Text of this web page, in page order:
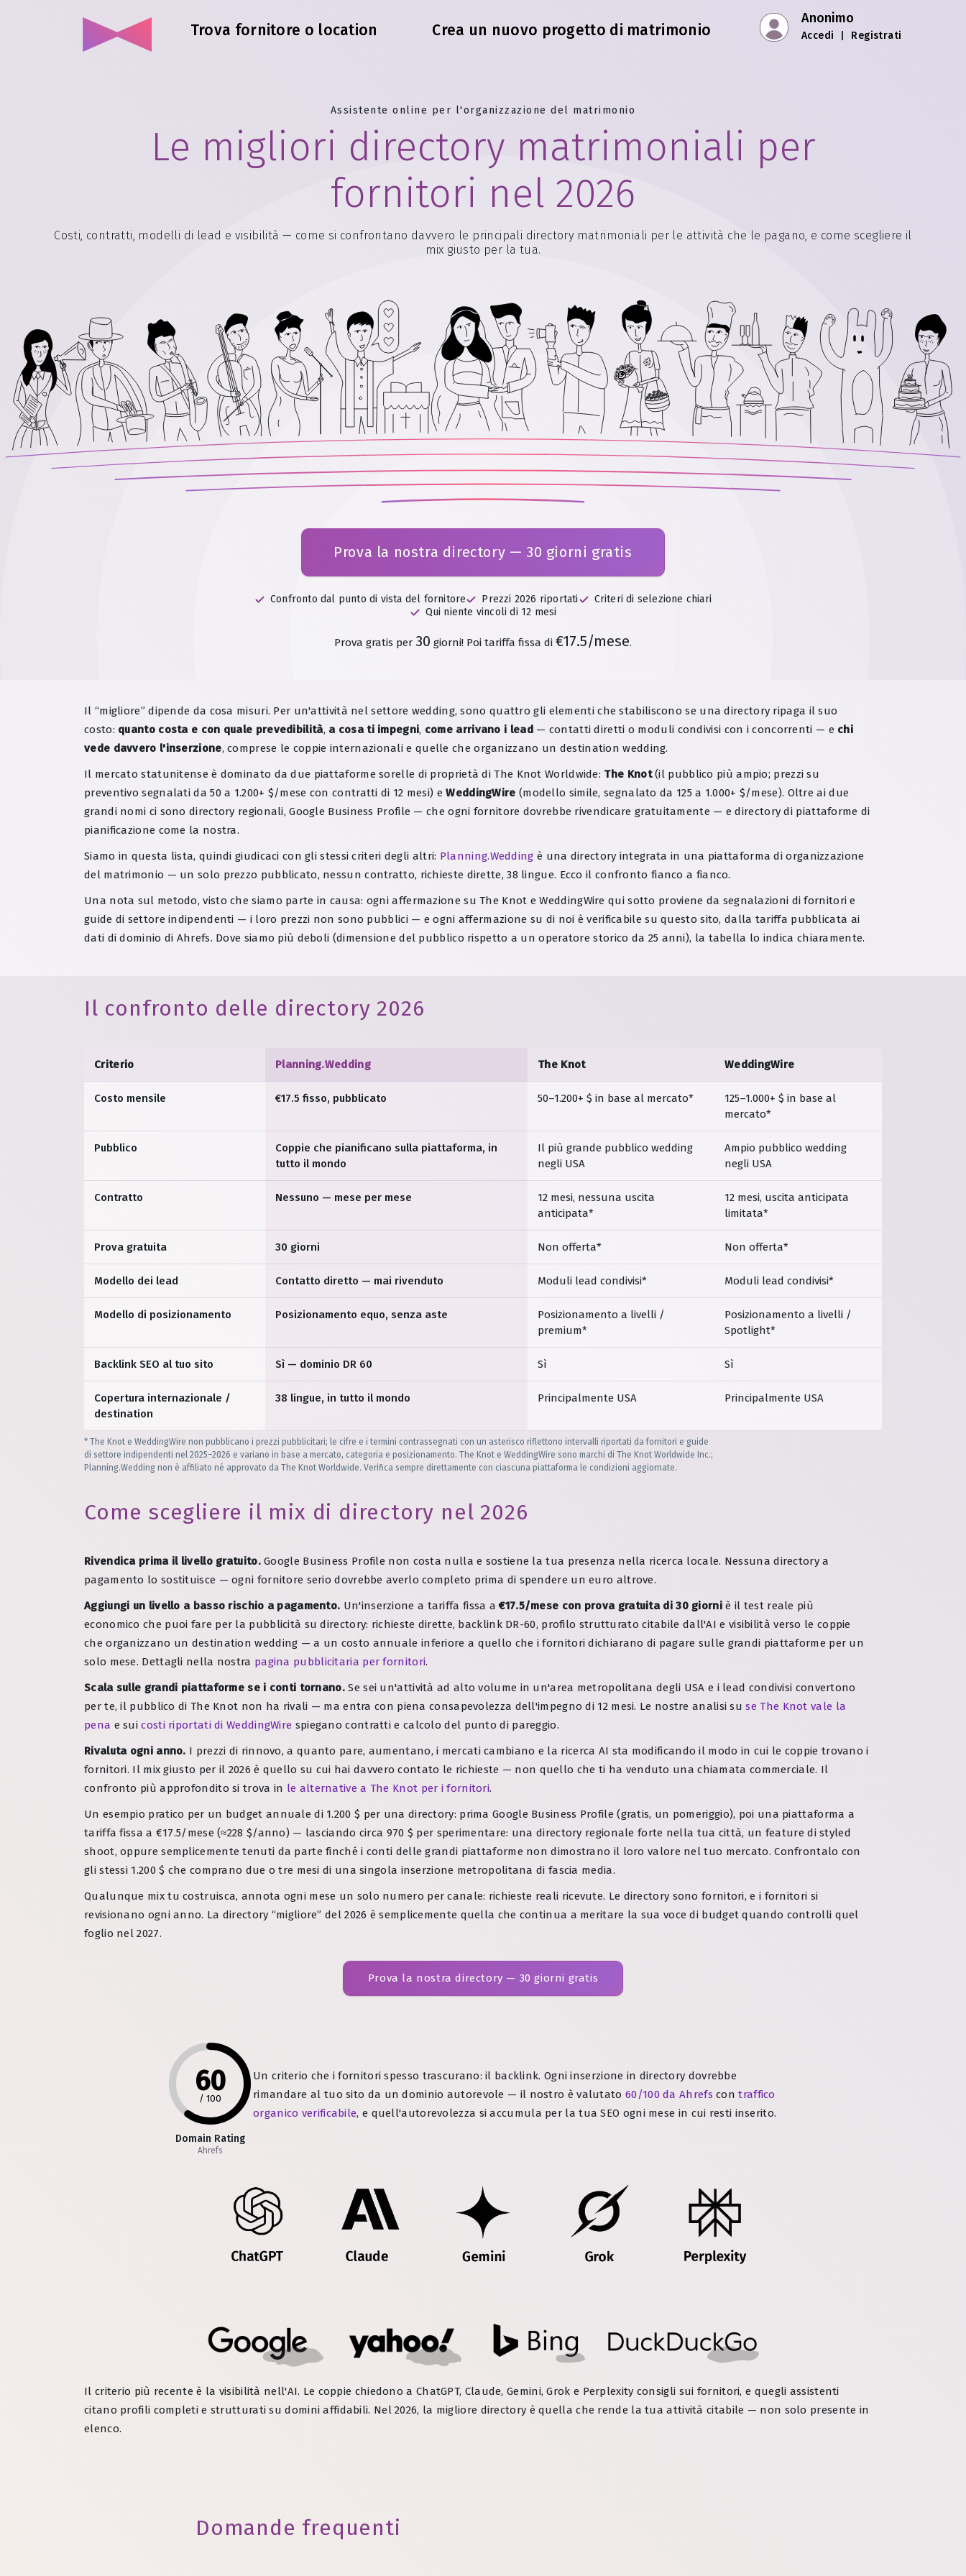
Trova fornitore o location Crea un nuovo progetto di matrimonio
Anonimo
Accedi Registrati
Assistente online per l'organizzazione del matrimonio
Le migliori directory matrimoniali per
fornitori nel 2026
Costi, contratti, modelli di lead e visibilità — come si confrontano davvero le principali directory matrimoniali per le attività che le pagano, e come scegliere il
mix giusto per la tua.
Prova la nostra directory — 30 giorni gratis
Confronto dal punto di vista del fornitore Prezzi 2026 riportati
Criteri di selezione chiari
Qui niente vincoli di 12 mesi
Prova gratis per 30 giorni! Poi tariffa fissa di €17.5/mese.
Il “migliore” dipende da cosa misuri. Per un'attività nel settore wedding, sono quattro gli elementi che stabiliscono se una directory ripaga il suo
costo: quanto costa e con quale prevedibilità, a cosa ti impegni, come arrivano i lead— contatti diretti o moduli condivisi con i concorrenti — e chi
vede davvero l'inserzione, comprese le coppie internazionali e quelle che organizzano un destination wedding.
Il mercato statunitense è dominato da due piattaforme sorelle di proprietà di The Knot Worldwide: The Knot(il pubblico più ampio; prezzi su
preventivo segnalati da 50 a 1.200+ $/mese con contratti di 12 mesi) eWeddingWire (modello simile, segnalato da 125 a 1.000+ $/mese). Oltre ai due
grandi nomi ci sono directory regionali, Google Business Profile — che ogni fornitore dovrebbe rivendicare gratuitamente — e directory di piattaforme di
pianificazione come la nostra.
Siamo in questa lista, quindi giudicaci con gli stessi criteri degli altri: Planning.Wedding è una directory integrata in una piattaforma di organizzazione
del matrimonio — un solo prezzo pubblicato, nessun contratto, richieste dirette, 38 lingue. Ecco il confronto fianco a fianco.
Una nota sul metodo, visto che siamo parte in causa: ogni affermazione su The Knot e WeddingWire qui sotto proviene da segnalazioni di fornitori e
guide di settore indipendenti — i loro prezzi non sono pubblici — e ogni affermazione su di noi è verificabile su questo sito, dalla tariffa pubblicata ai
dati di dominio di Ahrefs. Dove siamo più deboli (dimensione del pubblico rispetto a un operatore storico da 25 anni), la tabella lo indica chiaramente.
Il confronto delle directory 2026
Criterio Planning.Wedding The Knot WeddingWire
Costo mensile €17.5 fisso, pubblicato 50–1.200+ $ in base al mercato*
125–1.000+ $ in base al
mercato*
Pubblico
Coppie che pianificano sulla piattaforma, in
tutto il mondo
Il più grande pubblico wedding
negli USA
Ampio pubblico wedding
negli USA
Contratto Nessuno — mese per mese
12 mesi, nessuna uscita
anticipata*
12 mesi, uscita anticipata
limitata*
Prova gratuita 30 giorni Non offerta* Non offerta*
Modello dei lead Contatto diretto — mai rivenduto Moduli lead condivisi* Moduli lead condivisi*
Modello di posizionamento Posizionamento equo, senza aste
Posizionamento a livelli /
premium*
Posizionamento a livelli /
Spotlight*
Backlink SEO al tuo sito Sì — dominio DR 60 Sì Sì
Copertura internazionale /
destination
38 lingue, in tutto il mondo Principalmente USA Principalmente USA
* The Knot e WeddingWire non pubblicano i prezzi pubblicitari; le cifre e i termini contrassegnati con un asterisco riflettono intervalli riportati da fornitori e guide
di settore indipendenti nel 2025–2026 e variano in base a mercato, categoria e posizionamento. The Knot e WeddingWire sono marchi di The Knot Worldwide Inc.;
Planning.Wedding non è affiliato né approvato da The Knot Worldwide. Verifica sempre direttamente con ciascuna piattaforma le condizioni aggiornate.
Come scegliere il mix di directory nel 2026
Rivendica prima il livello gratuito.Google Business Profile non costa nulla e sostiene la tua presenza nella ricerca locale. Nessuna directory a
pagamento lo sostituisce — ogni fornitore serio dovrebbe averlo completo prima di spendere un euro altrove.
Aggiungi un livello a basso rischio a pagamento. Un'inserzione a tariffa fissa a€17.5/mese con prova gratuita di 30 giorniè il test reale più
economico che puoi fare per la pubblicità su directory: richieste dirette, backlink DR-60, profilo strutturato citabile dall'AI e visibilità verso le coppie
che organizzano un destination wedding — a un costo annuale inferiore a quello che i fornitori dichiarano di pagare sulle grandi piattaforme per un
solo mese. Dettagli nella nostra pagina pubblicitaria per fornitori.
Scala sulle grandi piattaforme se i conti tornano. Se sei un'attività ad alto volume in un'area metropolitana degli USA e i lead condivisi convertono
per te, il pubblico di The Knot non ha rivali — ma entra con piena consapevolezza dell'impegno di 12 mesi. Le nostre analisi suse The Knot vale la
pena e suicosti riportati di WeddingWire spiegano contratti e calcolo del punto di pareggio.
Rivaluta ogni anno. I prezzi di rinnovo, a quanto pare, aumentano, i mercati cambiano e la ricerca AI sta modificando il modo in cui le coppie trovano i
fornitori. Il mix giusto per il 2026 è quello su cui hai davvero contato le richieste — non quello che ti ha venduto una chiamata commerciale. Il
confronto più approfondito si trova in le alternative a The Knot per i fornitori.
Un esempio pratico per un budget annuale di 1.200 $ per una directory: prima Google Business Profile (gratis, un pomeriggio), poi una piattaforma a
tariffa fissa a €17.5/mese (≈228 $/anno) — lasciando circa 970 $ per sperimentare: una directory regionale forte nella tua città, un feature di styled
shoot, oppure semplicemente tenuti da parte finché i conti delle grandi piattaforme non dimostrano il loro valore nel tuo mercato. Confrontalo con
gli stessi 1.200 $ che comprano due o tre mesi di una singola inserzione metropolitana di fascia media.
Qualunque mix tu costruisca, annota ogni mese un solo numero per canale: richieste reali ricevute. Le directory sono fornitori, e i fornitori si
revisionano ogni anno. La directory “migliore” del 2026 è semplicemente quella che continua a meritare la sua voce di budget quando controlli quel
foglio nel 2027.
Prova la nostra directory — 30 giorni gratis
60
/ 100
Domain Rating
Ahrefs
Un criterio che i fornitori spesso trascurano: il backlink. Ogni inserzione in directory dovrebbe
rimandare al tuo sito da un dominio autorevole — il nostro è valutato 60/100 da Ahrefs contraffico
organico verificabile, e quell'autorevolezza si accumula per la tua SEO ogni mese in cui resti inserito.
Il criterio più recente è la visibilità nell'AI. Le coppie chiedono a ChatGPT, Claude, Gemini, Grok e Perplexity consigli sui fornitori, e quegli assistenti
citano profili completi e strutturati su domini affidabili. Nel 2026, la migliore directory è quella che rende la tua attività citabile — non solo presente in
elenco.
Domande frequenti